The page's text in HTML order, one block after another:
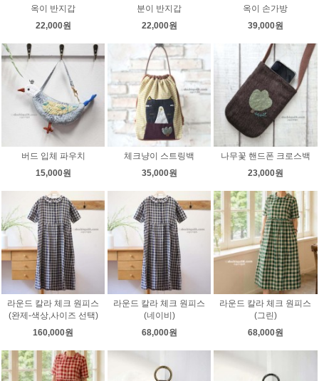
옥이 반지갑
22,000원
분이 반지갑
22,000원
옥이 손가방
39,000원
버드 입체 파우치
15,000원
체크냥이 스트링백
35,000원
나무꽃 핸드폰 크로스백
23,000원
라운드 칼라 체크 원피스
(완제-색상,사이즈 선택)
160,000원
라운드 칼라 체크 원피스
(네이비)
68,000원
라운드 칼라 체크 원피스
(그린)
68,000원